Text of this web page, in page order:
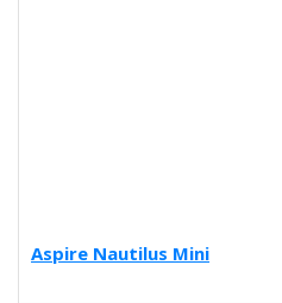
Aspire Nautilus Mini